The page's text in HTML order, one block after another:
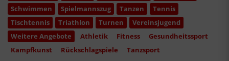
Schwimmen
Spielmannszug Tanzen
Tennis
Tischtennis
Triathlon Turnen
Vereinsjugend
Weitere Angebote
Athletik Fitness
Gesundheitssport
Kampfkunst
Rückschlagspiele Tanzsport